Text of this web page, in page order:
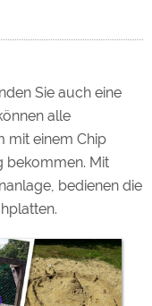
Sie auch eine
alle
mit einem Chip
bekommen. Mit
bedienen die